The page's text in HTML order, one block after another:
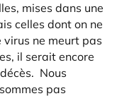
mises dans une
celles dont on ne
ne meurt pas
il serait encore
Nous
pas